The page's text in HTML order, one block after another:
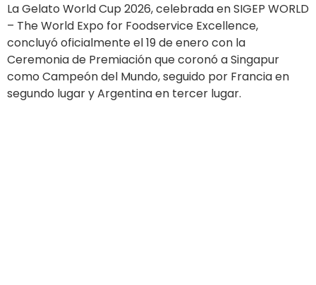
La Gelato World Cup 2026, celebrada en SIGEP WORLD
– The World Expo for Foodservice Excellence,
concluyó oficialmente el 19 de enero con la
Ceremonia de Premiación que coronó a Singapur
como Campeón del Mundo, seguido por Francia en
segundo lugar y Argentina en tercer lugar.